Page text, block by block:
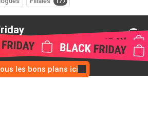
les bons plans ici